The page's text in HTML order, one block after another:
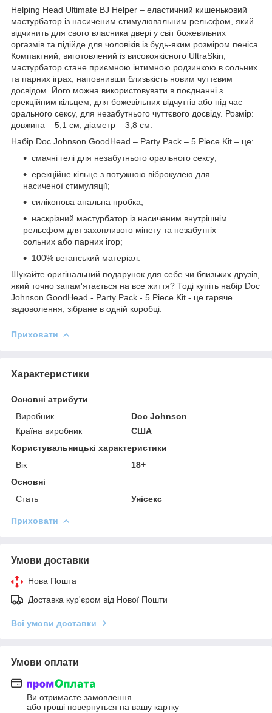
Helping Head Ultimate BJ Helper – еластичний кишеньковий
мастурбатор із насиченим стимулювальним рельєфом, який
відчинить для свого власника двері у світ божевільних
оргазмів та підійде для чоловіків із будь-яким розміром пеніса.
Компактний, виготовлений із високоякісного UltraSkin,
мастурбатор стане приємною інтимною родзинкою в сольних
та парних іграх, наповнивши близькість новим чуттєвим
досвідом. Його можна використовувати в поєднанні з
ерекційним кільцем, для божевільних відчуттів або під час
орального сексу, для незабутнього чуттєвого досвіду. Розмір:
довжина – 5,1 см, діаметр – 3,8 см.
Набір Doc Johnson GoodHead – Party Pack – 5 Piece Kit – це:
смачні гелі для незабутнього орального сексу;
ерекційне кільце з потужною віброкулею для
насиченої стимуляції;
силіконова анальна пробка;
наскрізний мастурбатор із насиченим внутрішнім
рельєфом для захопливого мінету та незабутніх
сольних або парних ігор;
100% веганський матеріал.
Шукайте оригінальний подарунок для себе чи близьких друзів,
який точно запам'ятається на все життя? Тоді купіть набір Doc
Johnson GoodHead - Party Pack - 5 Piece Kit - це гаряче
задоволення, зібране в одній коробці.
Приховати
Характеристики
Основні атрибути
Виробник
Doc Johnson
Країна виробник
США
Користувальницькі характеристики
Вік
18+
Основні
Стать
Унісекс
Приховати
Умови доставки
Нова Пошта
Доставка кур'єром від Нової Пошти
Всі умови доставки
Умови оплати
Ви отримаєте замовлення
або гроші повернуться на вашу картку